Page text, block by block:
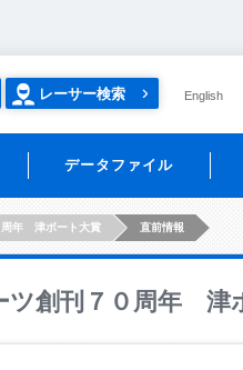
レーサー検索 English
データファイル
周年 津ボート大賞 直前情報
ツ創刊７０周年 津